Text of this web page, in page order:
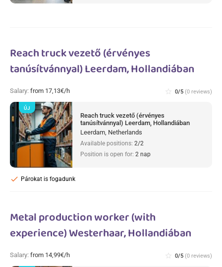
Reach truck vezető (érvényes
tanúsítvánnyal) Leerdam, Hollandiában
Salary: from 17,13€/h star_border 0/5 (0 reviews)
Reach truck vezető (érvényes
tanúsítvánnyal) Leerdam, Hollandiában
Leerdam, Netherlands
Available positions: 2/2
Position is open for: 2 nap
Párokat is fogadunk
check
ÚJ
Metal production worker (with
experience) Westerhaar, Hollandiában
Salary: from 14,99€/h star_border 0/5 (0 reviews)